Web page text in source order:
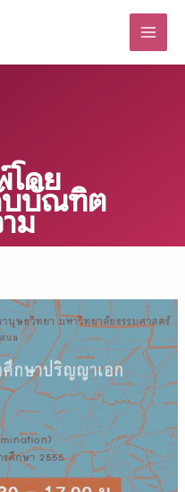
โดย
บบัณฑิต
ม